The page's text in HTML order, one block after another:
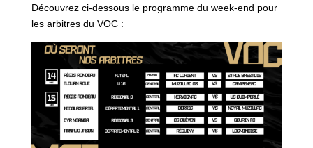
Découvrez ci-dessous le programme du week-end pour
les arbitres du VOC :